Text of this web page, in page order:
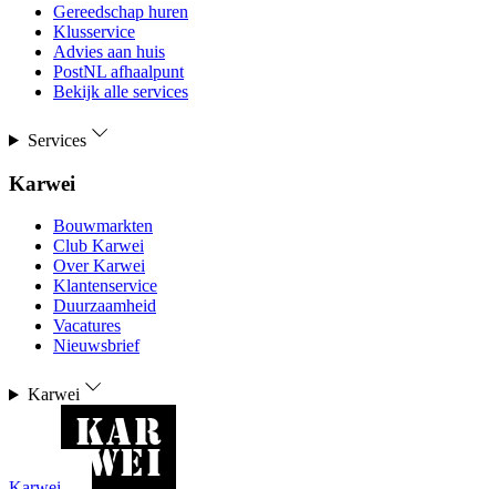
Gereedschap huren
Klusservice
Advies aan huis
PostNL afhaalpunt
Bekijk alle services
Services
Karwei
Bouwmarkten
Club Karwei
Over Karwei
Klantenservice
Duurzaamheid
Vacatures
Nieuwsbrief
Karwei